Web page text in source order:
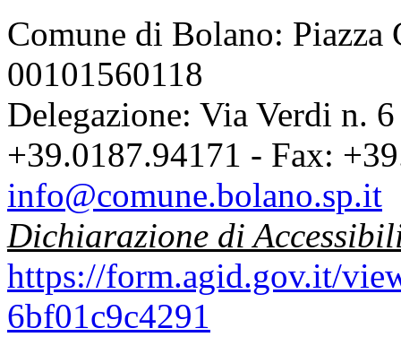
Comune di Bolano:
00101560118
Delegazione: Via Verdi n.
+39.0187.94171 - Fax:
info@comune.bolano.sp.it
Dichiarazione di
https://form.agid.gov.it/
6bf01c9c4291